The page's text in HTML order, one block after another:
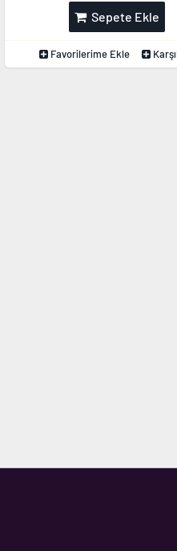
Sepete Ekle
Favorilerime Ekle